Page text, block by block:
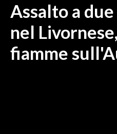
ITALIA
MONDO
Assalto a
nel
fiamme